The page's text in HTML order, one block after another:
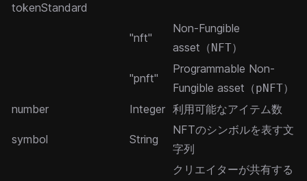
tokenStandard
"nft"
Non-Fungible
asset（NFT）
"pnft"
Programmable Non-
Fungible asset（pNFT）
number
Integer 利用可能なアイテム数
symbol String
NFTのシンボルを表す文
字列
クリエイターが共有する